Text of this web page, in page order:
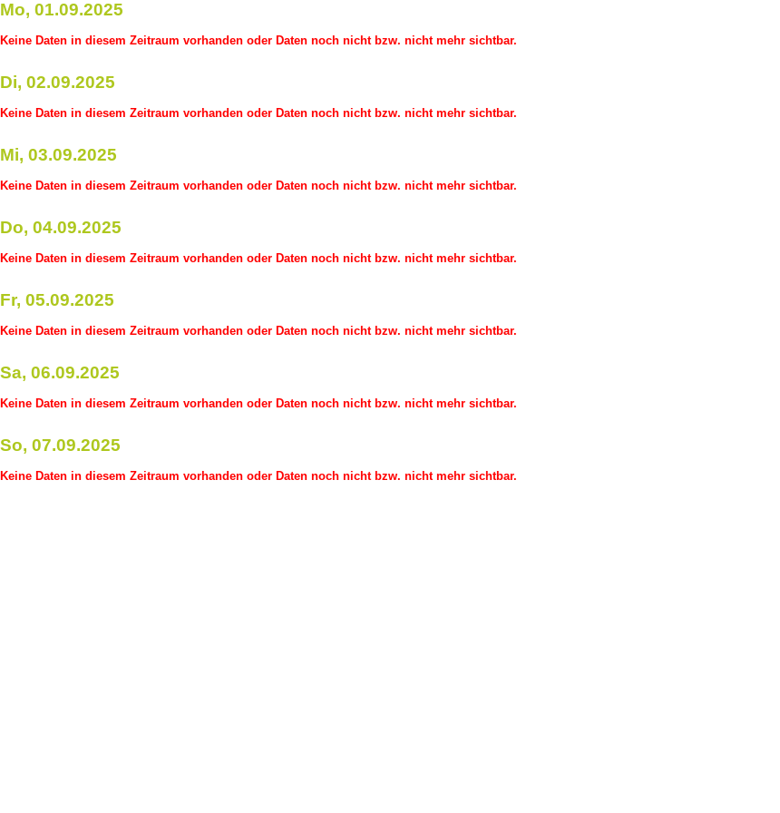
Mo, 01.09.2025
Keine Daten in diesem Zeitraum vorhanden oder Daten noch nicht bzw. nicht mehr sichtbar.
Di, 02.09.2025
Keine Daten in diesem Zeitraum vorhanden oder Daten noch nicht bzw. nicht mehr sichtbar.
Mi, 03.09.2025
Keine Daten in diesem Zeitraum vorhanden oder Daten noch nicht bzw. nicht mehr sichtbar.
Do, 04.09.2025
Keine Daten in diesem Zeitraum vorhanden oder Daten noch nicht bzw. nicht mehr sichtbar.
Fr, 05.09.2025
Keine Daten in diesem Zeitraum vorhanden oder Daten noch nicht bzw. nicht mehr sichtbar.
Sa, 06.09.2025
Keine Daten in diesem Zeitraum vorhanden oder Daten noch nicht bzw. nicht mehr sichtbar.
So, 07.09.2025
Keine Daten in diesem Zeitraum vorhanden oder Daten noch nicht bzw. nicht mehr sichtbar.